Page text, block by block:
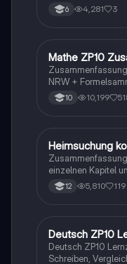
6 4,281 3
Mathe
Mathe ZP10
NRW +
10 10,199
Deutsch
Heimsuchung
einzelnen Kapitel
tabellarisch. Im
12 5,810 119
Deutsch
Deutsch ZP10
Deutsch ZP10
Schreiben,